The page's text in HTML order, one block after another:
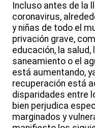
Incluso antes de la
coronavirus,
y niñas de todo el
privación grave,
educación, la salud,
saneamiento o el
está aumentando,
recuperación está
disparidades entre
bien perjudica
marginados y